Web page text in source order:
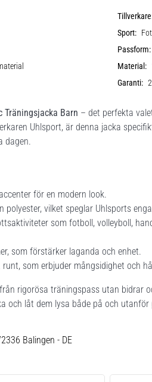
Sport:
Passform:
Material:
Garanti:
Träningsjacka Barn – det perfekta
Uhlsport, är denna jacka
dagen.
för en modern look.
polyester, vilket speglar Uhlsports
som fotboll, volleyboll,
som förstärker laganda och enhet.
som erbjuder mångsidighet och
rigorösa träningspass utan bidrar
och låt dem lysa både på och utanför
Balingen - DE